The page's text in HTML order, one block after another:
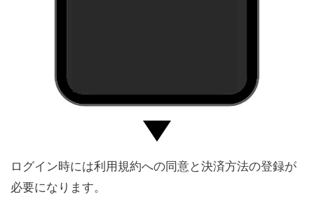
ログイン時には利用規約への同意と決済方法の登録が
必要になります。